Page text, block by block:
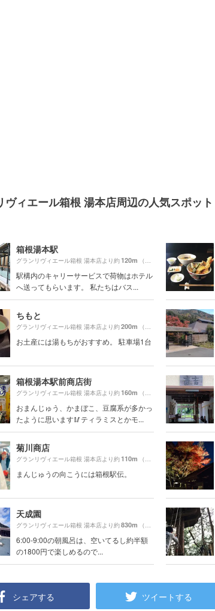
ヴィエール箱根 湯本店周辺の人気スポット
箱根湯本駅
グランリヴィエール箱根 湯本店より約120m （徒歩3分）
駅構内のキャリーサービスで荷物はホテル
へ送ってもらいます。 私たちはバス...
ちもと
グランリヴィエール箱根 湯本店より約200m （徒歩4分）
お土産には湯もちがおすすめ。 駐車場1台
箱根湯本駅前商店街
グランリヴィエール箱根 湯本店より約160m （徒歩3分）
おまんじゅう、かまぼこ、豆腐系が多かっ
たように思います🥢ティラミスとかモ...
菊川商店
グランリヴィエール箱根 湯本店より約110m （徒歩2分）
まんじゅうの向こうには箱根駅伝。
天成園
グランリヴィエール箱根 湯本店より約830m （徒歩14分）
6:00-9:00の朝風呂は、空いてるし約半額
の1800円で楽しめるので...
シェアする ツイートする